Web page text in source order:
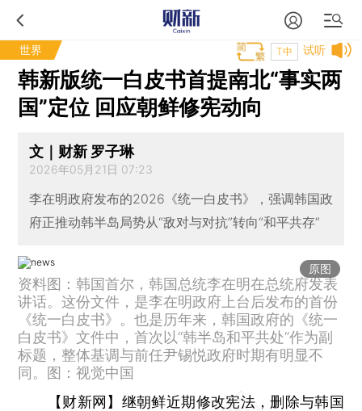
世界 试听
T中
韩新版统一白皮书首提南北“事实两
国”定位 回应朝鲜修宪动向
文｜财新 罗子琳
2026年05月21日 07:23
李在明政府发布的2026《统一白皮书》，强调韩国政
府正推动韩半岛局势从“敌对与对抗”转向“和平共存”
原图
资料图：韩国首尔，韩国总统李在明在总统府发表
讲话。这份文件，是李在明政府上台后发布的首份
《统一白皮书》。也是历年来，韩国政府的《统一
白皮书》文件中，首次以“韩半岛和平共处”作为副
标题，整体基调与前任尹锡悦政府时期有明显不
同。图：视觉中国
【财新网】 继朝鲜近期修改宪法，删除与韩国